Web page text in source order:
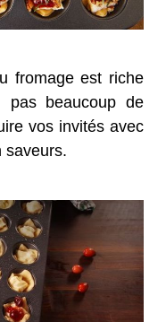
fromage est riche
pas beaucoup de
vos invités avec
saveurs.